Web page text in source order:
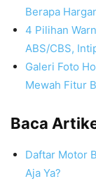
Berapa
4 Pilihan
ABS/CBS,
Galeri Foto
Mewah Fitur
Baca
Daftar Motor
Aja Ya?